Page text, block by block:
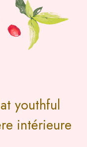
youthful
intérieure​